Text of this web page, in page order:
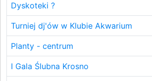
Dyskoteki ?
Turniej dj'ów w Klubie Akwarium
Planty - centrum
I Gala Ślubna Krosno